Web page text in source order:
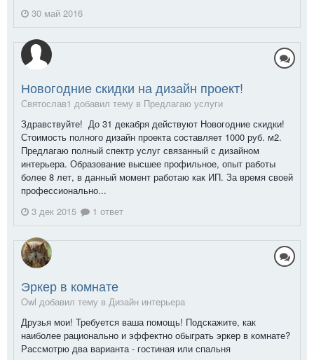
30 май 2016
Новогодние скидки на дизайн проект!
Святослав1 добавил тему в Предлагаю услуги
Здравствуйте! До 31 декабря действуют Новогодние скидки!
Стоимость полного дизайн проекта составляет 1000 руб. м2.
Предлагаю полный спектр услуг связанный с дизайном
интерьера. Образование высшее профильное, опыт работы
более 8 лет, в данный момент работаю как ИП. За время своей
профессионально...
3 дек 2015
1 ответ
Эркер в комнате
Owl добавил тему в Дизайн интерьера
Друзья мои! Требуется ваша помощь! Подскажите, как
наиболее рационально и эффектно обыграть эркер в комнате?
Рассмотрю два варианта - гостиная или спальня